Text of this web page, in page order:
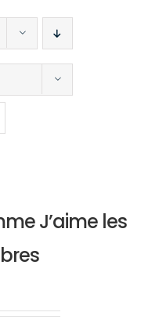
J’aime les